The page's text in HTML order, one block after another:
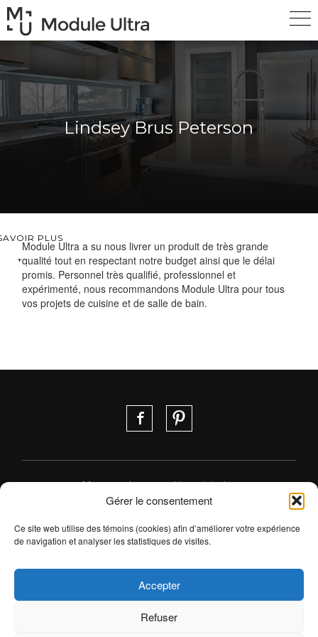
Gérer le consentement
Ce site web utilise des témoins (cookies) afin d’améliorer votre expérience
de navigation et analyser les statistiques de visites.
Accepter
Refuser
Lindsey Brus Peterson
Module Ultra a su nous livrer un produit de très grande
qualité tout en respectant notre budget ainsi que le délai
promis. Personnel très qualifié, professionnel et
expérimenté, nous recommandons Module Ultra pour tous
vos projets de cuisine et de salle de bain.
PLUS
Votre projet Nous joindre
Partenaire du regroupement de cuisinistes au Québec, voici
Armoire de cuisine Sherbrooke